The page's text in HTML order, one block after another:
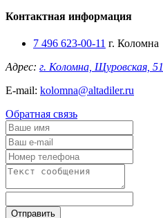
Контактная информация
7 496 623-00-11 г. Коломна
Адрес: г. Коломна, Щуровская, 51
E-mail: kolomna@altadiler.ru
Обратная связь
Отправить